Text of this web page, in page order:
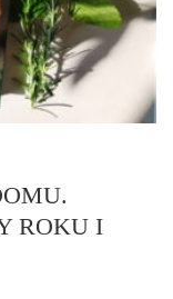
ROKU I